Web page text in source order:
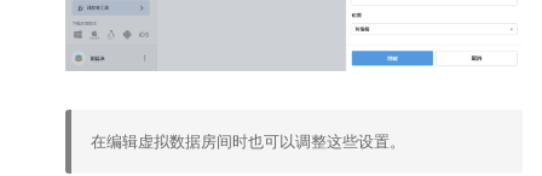
在编辑虚拟数据房间时也可以调整这些设置。